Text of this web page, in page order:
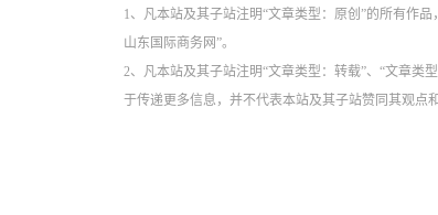
1、凡本站及其子站注明“文章类型：原创”的所有作
山东国际商务网”。
2、凡本站及其子站注明“文章类型：转载”、“文章类
于传递更多信息，并不代表本站及其子站赞同其观点